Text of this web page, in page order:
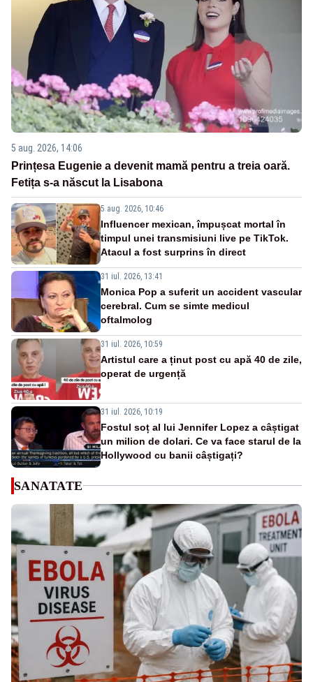
5 aug. 2026, 14:06
Prințesa Eugenie a devenit mamă pentru a treia oară.
Fetița s-a născut la Lisabona
5 aug. 2026, 10:46
Influencer mexican, împușcat mortal în
timpul unei transmisiuni live pe TikTok.
Atacul a fost surprins în direct
31 iul. 2026, 13:41
Monica Pop a suferit un accident vascular
cerebral. Cum se simte medicul
oftalmolog
31 iul. 2026, 10:59
Artistul care a ținut post cu apă 40 de zile,
operat de urgență
31 iul. 2026, 10:19
Fostul soț al lui Jennifer Lopez a câștigat
un milion de dolari. Ce va face starul de la
Hollywood cu banii câștigați?
SANATATE